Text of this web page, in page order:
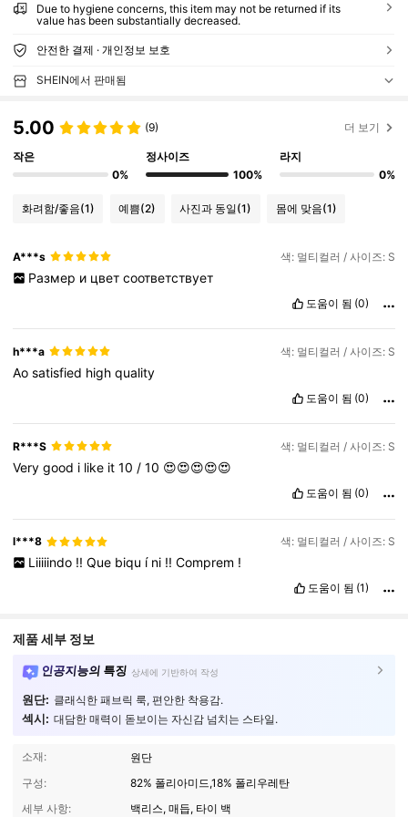
Due to hygiene concerns, this item may not be returned if its
value has been substantially decreased.
안전한 결제 · 개인정보 보호
SHEIN에서 판매됨
5.00 (9) 더 보기
작은
0%
정사이즈
100%
라지
0%
화려함/좋음(1) 예쁨(2) 사진과 동일(1) 몸에 맞음(1)
A***s 색: 멀티컬러 / 사이즈: S
Размер и цвет соответствует
도움이 됨 (0)
h***a 색: 멀티컬러 / 사이즈: S
Aosatisfied highquality
도움이 됨 (0)
R***S 색: 멀티컬러 / 사이즈: S
Verygood i like it10 /10 😍😍😍😍😍
도움이 됨 (0)
l***8 색: 멀티컬러 / 사이즈: S
Liiiiindo !! Que biqu í ni !! Comprem !
도움이 됨 (1)
제품 세부 정보
인공지능의 특징 상세에 기반하여 작성
원단: 클래식한 패브릭 룩, 편안한 착용감.
섹시: 대담한 매력이 돋보이는 자신감 넘치는 스타일.
소재:
원단
구성:
82% 폴리아미드,18% 폴리우레탄
세부 사항:
백리스, 매듭, 타이 백